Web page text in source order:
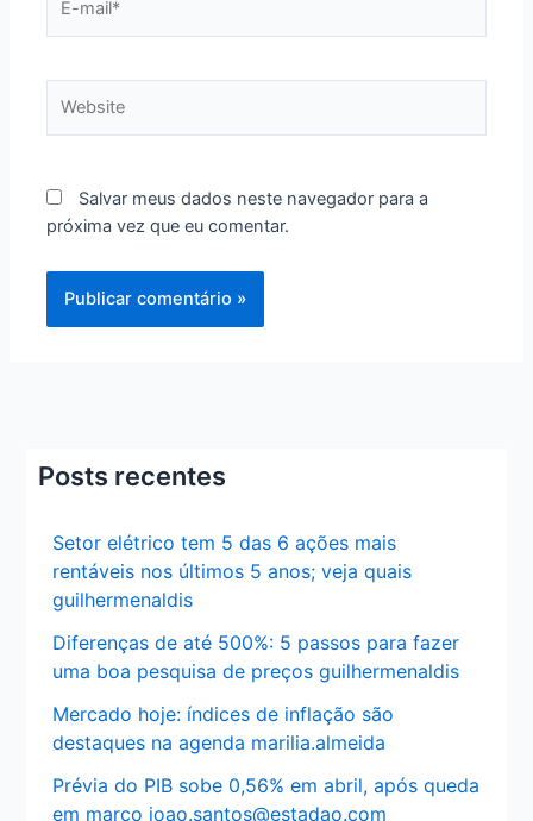
mail*
Salvar meus dados neste navegador para a
próxima vez que eu comentar.
Posts recentes
Setor elétrico tem 5 das 6 ações mais
rentáveis nos últimos 5 anos; veja quais
guilhermenaldis
Diferenças de até 500%: 5 passos para fazer
uma boa pesquisa de preços guilhermenaldis
Mercado hoje: índices de inflação são
destaques na agenda marilia.almeida
Prévia do PIB sobe 0,56% em abril, após queda
em março joao.santos@estadao.com